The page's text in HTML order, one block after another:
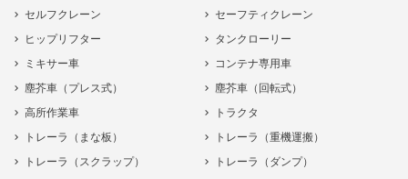
セルフクレーン
セーフティクレーン
ヒップリフター
タンクローリー
ミキサー車
コンテナ専用車
塵芥車（プレス式）
塵芥車（回転式）
高所作業車
トラクタ
トレーラ（まな板）
トレーラ（重機運搬）
トレーラ（スクラップ）
トレーラ（ダンプ）